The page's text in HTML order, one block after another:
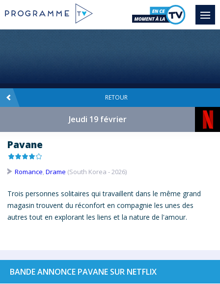
RETOUR
Jeudi 19 février
Pavane
Romance,Drame (South Korea - 2026)
Trois personnes solitaires qui travaillent dans le même grand
magasin trouvent du réconfort en compagnie les unes des
autres tout en explorant les liens et la nature de l'amour.
BANDE ANNONCE PAVANE SUR NETFLIX